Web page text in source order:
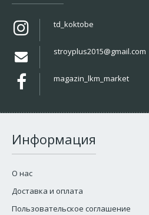
td_koktobe
stroyplus2015@gmail.com
magazin_lkm_market
Информация
О нас
Доставка и оплата
Пользовательское соглашение